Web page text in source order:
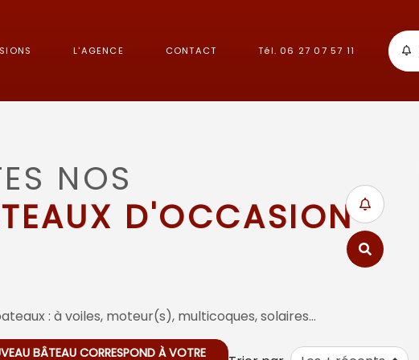
L'AGENCE CONTACT Tél. 06 27 07 57 11
NOS
D'OCCASION
: à voiles, moteur(s), multicoques, solaires…
BÂTEAU CORRESPOND À VOTRE